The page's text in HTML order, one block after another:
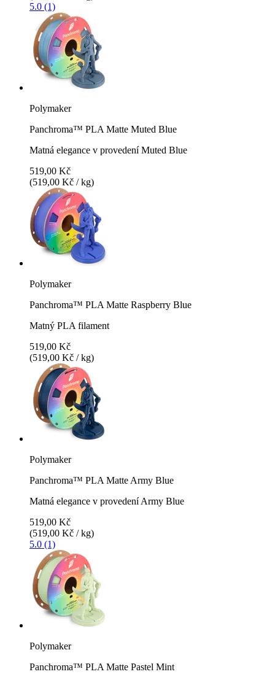
5.0 (1)
Polymaker
Panchroma™ PLA Matte Muted Blue
Matná elegance v provedení Muted Blue
519,00 Kč
(519,00 Kč / kg)
Polymaker
Panchroma™ PLA Matte Raspberry Blue
Matný PLA filament
519,00 Kč
(519,00 Kč / kg)
Polymaker
Panchroma™ PLA Matte Army Blue
Matná elegance v provedení Army Blue
519,00 Kč
(519,00 Kč / kg)
5.0 (1)
Polymaker
Panchroma™ PLA Matte Pastel Mint